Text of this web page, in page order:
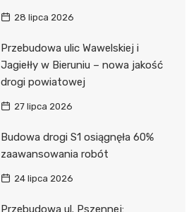
28 lipca 2026
Przebudowa ulic Wawelskiej i
Jagiełły w Bieruniu – nowa jakość
drogi powiatowej
27 lipca 2026
Budowa drogi S1 osiągnęła 60%
zaawansowania robót
24 lipca 2026
Przebudowa ul. Pszennej: